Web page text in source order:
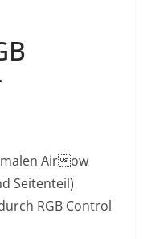
Airow
Seitenteil)
RGB Control